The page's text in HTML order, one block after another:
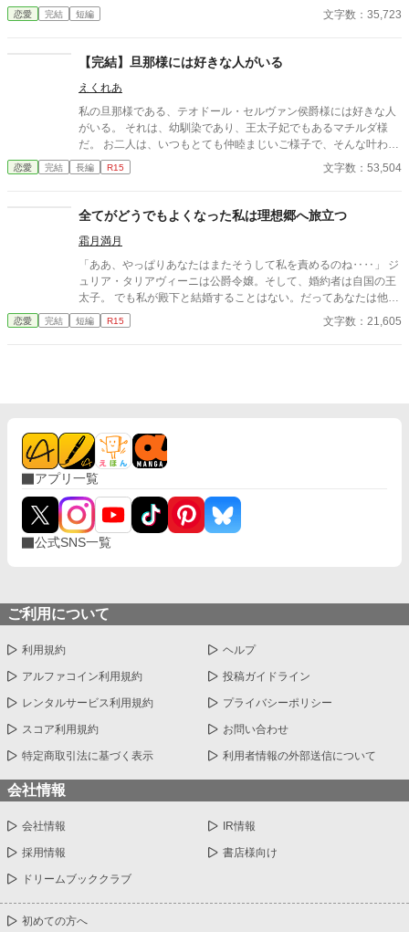
は、氷のように冷たい夫との偽りの夫婦生活に不安を抱いてい
た。 しかし、冷酷な言葉とは裏腹に、彼は植物を愛する彼女のた
する。 さらに、彼から漂う「針葉樹と白檀の香り」は、リリアー
ナの失われた記憶の奥底を不思議と揺さぶって――。 やがてリリ
アーナは、書庫に隠された古い手記と「青い花」を見つける。 そ
こに記されていたのは、冷血公爵の仮面の裏に隠された、初恋の
少女に対する狂おしいほどの贖罪と、重すぎる愛の執着だった。
過去の罪に縛られ、あえて彼女を遠ざけようとする不器用な公
のか。 すれ違う二人の想いが交差したとき、凍てついていた時間
恋愛 完結 短編 文字数：35,723
【完結】旦那様には好きな人がいる
えくれあ
私の旦那様である、テオドール・セルヴァン侯爵様には好きな人
がいる。 それは、幼馴染であり、王太子妃でもあるマチルダ様
だ。 お二人は、いつもとても仲睦まじいご様子で、そんな叶わぬ
お二人の恋をそっと見守るのが私の日常だった。 そんなある日、
夜会にめったに顔を出さない王太子殿下に、ダンスに誘われて。
恋愛 完結 長編 R15 文字数：53,504
全てがどうでもよくなった私は理想郷へ旅立つ
霜月満月
「ああ、やっぱりあなたはまたそうして私を責めるのね‥‥」 ジ
ュリア・タリアヴィーニは公爵令嬢。そして、婚約者は自国の王
太子。 でも私が殿下と結婚することはない。だってあなたは他の
人を選んだのだもの。『前』と変わらず━━ これはとある能力を
持つ一族に産まれた令嬢と自身に掛けられた封印に縛られる王太
恋愛 完結 短編 R15 文字数：21,605
アプリ一覧
公式SNS一覧
ご利用について
利用規約 ヘルプ
アルファコイン利用規約 投稿ガイドライン
レンタルサービス利用規約 プライバシーポリシー
スコア利用規約 お問い合わせ
特定商取引法に基づく表示 利用者情報の外部送信について
会社情報
会社情報 IR情報
採用情報 書店様向け
ドリームブッククラブ
初めての方へ